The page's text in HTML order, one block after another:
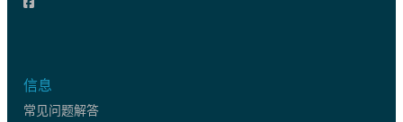
信息
常见问题解答